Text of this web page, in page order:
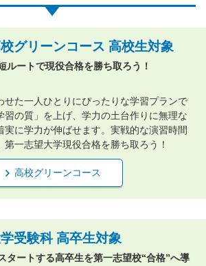
グリーンコース 高校生対象
ルートで現役合格を勝ち取ろう！
せた一人ひとりにぴったりな学習プランで
習の質」を上げ、学力の土台作りに無理な
実に学力が伸ばせます。実戦的な演習時間
一志望大学現役合格を勝ち取ろう！
高校グリーンコース
受験科 高卒生対象
タートする高卒生を第一志望校“合格”へ導